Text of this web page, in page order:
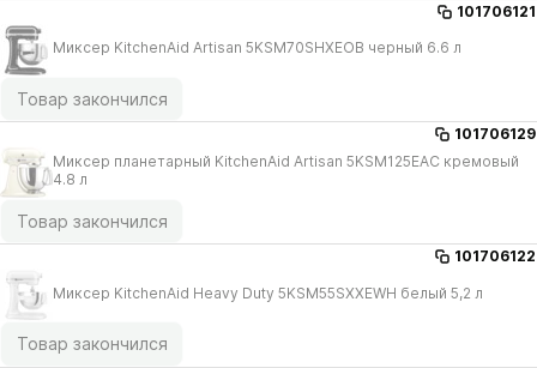
101706121
Миксер KitchenAid Artisan 5KSM70SHXEOB черный 6.6 л
Товар закончился
101706129
Миксер планетарный KitchenAid Artisan 5KSM125EAC кремовый
4.8 л
Товар закончился
101706122
Миксер KitchenAid Heavy Duty 5KSM55SXXEWH белый 5,2 л
Товар закончился